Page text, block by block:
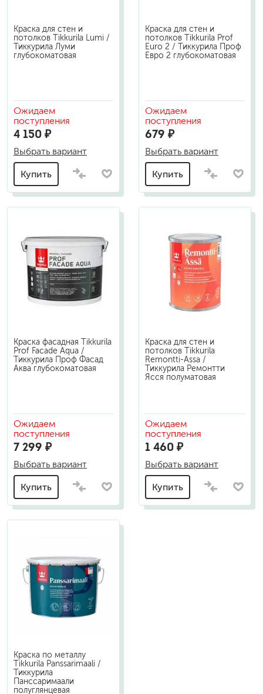
Краска для стен и
потолков Tikkurila Lumi /
Тиккурила Луми
глубокоматовая
Ожидаем
поступления
4 150 ₽
Выбрать вариант
Купить
Краска для стен и
потолков Tikkurila Prof
Euro 2 / Тиккурила Проф
Евро 2 глубокоматовая
Ожидаем
поступления
679 ₽
Выбрать вариант
Купить
Краска фасадная Tikkurila
Prof Facade Aqua /
Тиккурила Проф Фасад
Аква глубокоматовая
Ожидаем
поступления
7 299 ₽
Выбрать вариант
Купить
Краска для стен и
потолков Tikkurila
Remontti-Assa /
Тиккурила Ремонтти
Ясся полуматовая
Ожидаем
поступления
1 460 ₽
Выбрать вариант
Купить
Краска по металлу
Tikkurila Panssarimaali /
Тиккурила
Панссаримаали
полуглянцевая